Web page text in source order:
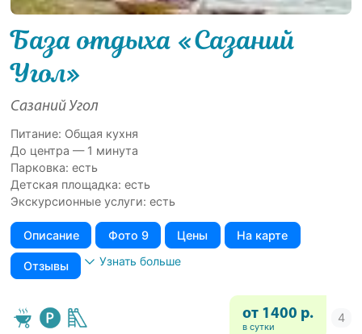
База отдыха «Сазаний
Угол»
Сазаний Угол
Питание: Общая кухня
До центра — 1 минута
Парковка: есть
Детская площадка: есть
Экскурсионные услуги: есть
Описание Фото 9 Цены На карте
Отзывы Узнать больше
от 1400 р.
в сутки